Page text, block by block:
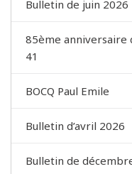
Bulletin de juin 2026
85ème anniversaire
41
BOCQ Paul Emile
Bulletin d’avril 2026
Bulletin de